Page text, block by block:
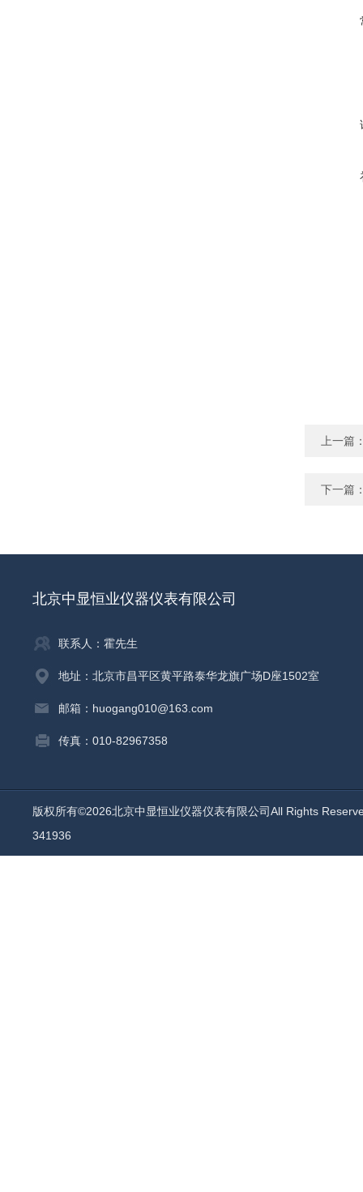
上一篇
下一篇
北京中显恒业仪器仪表有限公司
联系人：霍先生
地址：北京市昌平区黄平路泰华龙旗广场D座1502室
邮箱：huogang010@163.com
传真：010-82967358
版权所有©2026北京中显恒业仪器仪表有限公司All Rights
341936